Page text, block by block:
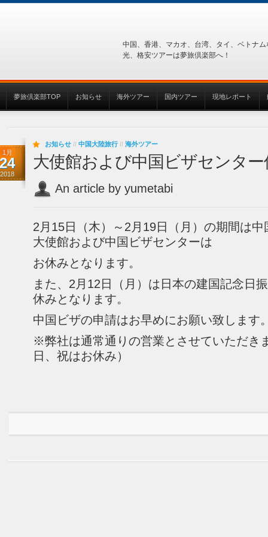
中国、香港、マカオ、台湾、タイ、ベトナ
光、格安ツアーは夢旅倶楽部へ！
夢旅倶楽部TOP お知らせ 海外ツアー 国内ツアー 現地レポート
1月
24
2018
お知らせ // 中国大陸旅行 // 海外ツアー
大使館および中国ビザセンタ
An article by yumetabi
2月15日（木）～2月19日（月）の期間は
大使館および中国ビザセンターは
お休みとなります。
また、2月12日（月）は日本の建国記念日
休みとなります。
中国ビザの申請はお早めにお願い致します
※弊社は通常通りの営業とさせていただき
日、祝はお休み）